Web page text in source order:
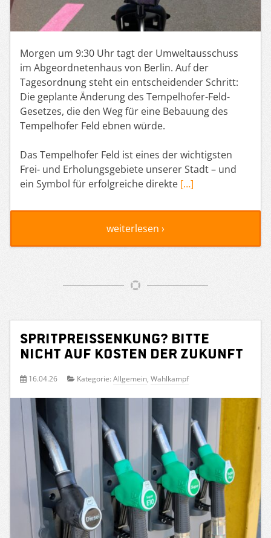
Morgen um 9:30 Uhr tagt der Umweltausschuss
im Abgeordnetenhaus von Berlin. Auf der
Tagesordnung steht ein entscheidender Schritt:
Die geplante Änderung des Tempelhofer-Feld-
Gesetzes, die den Weg für eine Bebauung des
Tempelhofer Feld ebnen würde.
Das Tempelhofer Feld ist eines der wichtigsten
Frei- und Erholungsgebiete unserer Stadt – und
ein Symbol für erfolgreiche direkte […]
weiterlesen ›
Spritpreissenkung? Bitte
nicht auf Kosten der Zukunft
16.04.26 Kategorie: Allgemein, Wahlkampf